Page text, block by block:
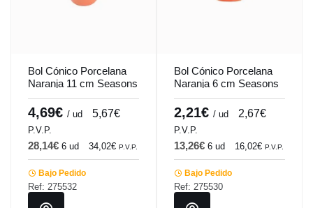
Bol Cónico Porcelana
Naranja 11 cm Seasons
Porland
4,69€ / ud 5,67€
P.V.P.
28,14€ 6 ud 34,02€ P.V.P.
Bajo Pedido
Ref: 275532
Bol Cónico Porcelana
Naranja 6 cm Seasons
Porland
2,21€ / ud 2,67€
P.V.P.
13,26€ 6 ud 16,02€ P.V.P.
Bajo Pedido
Ref: 275530